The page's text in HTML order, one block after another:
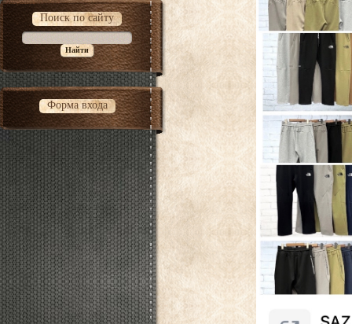
Поиск по сайту
Форма входа